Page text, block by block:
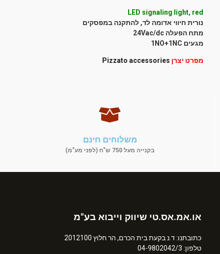
LED signaling light, red
נורית חיווי אדומה לד, להתקנה במפסקים
מתח הפעלה 24Vac/dc
מגעים 1NO+1NC
מפרט יצרן Pizzato accessories
משלוחים חינם
בקנייה מעל 750 ש"ח (לפני מע"מ)
או.אמ.אס.טי שיווק וייבוא בע"מ
כתובתנו: ד.נ בקעת בית הכרם, הר חלוץ 2012100
טלפון: 04-9802042/3